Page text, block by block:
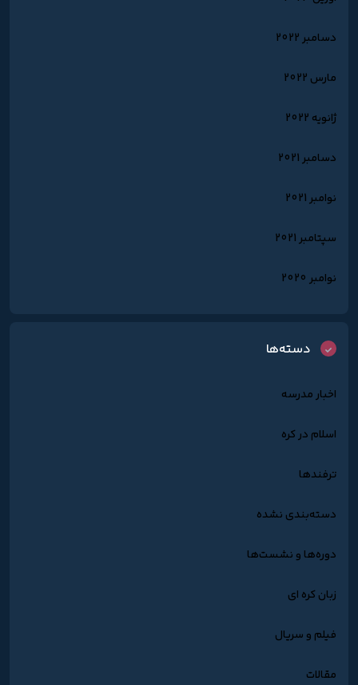
دسامبر 2022
مارس 2022
ژانویه 2022
دسامبر 2021
نوامبر 2021
سپتامبر 2021
نوامبر 2020
دسته‌ها
اخبار مدرسه
اسلام در کره
ترفندها
دسته‌بندی نشده
دوره‌ها و نشست‌ها
زبان کره ای
فیلم و سریال
مقالات